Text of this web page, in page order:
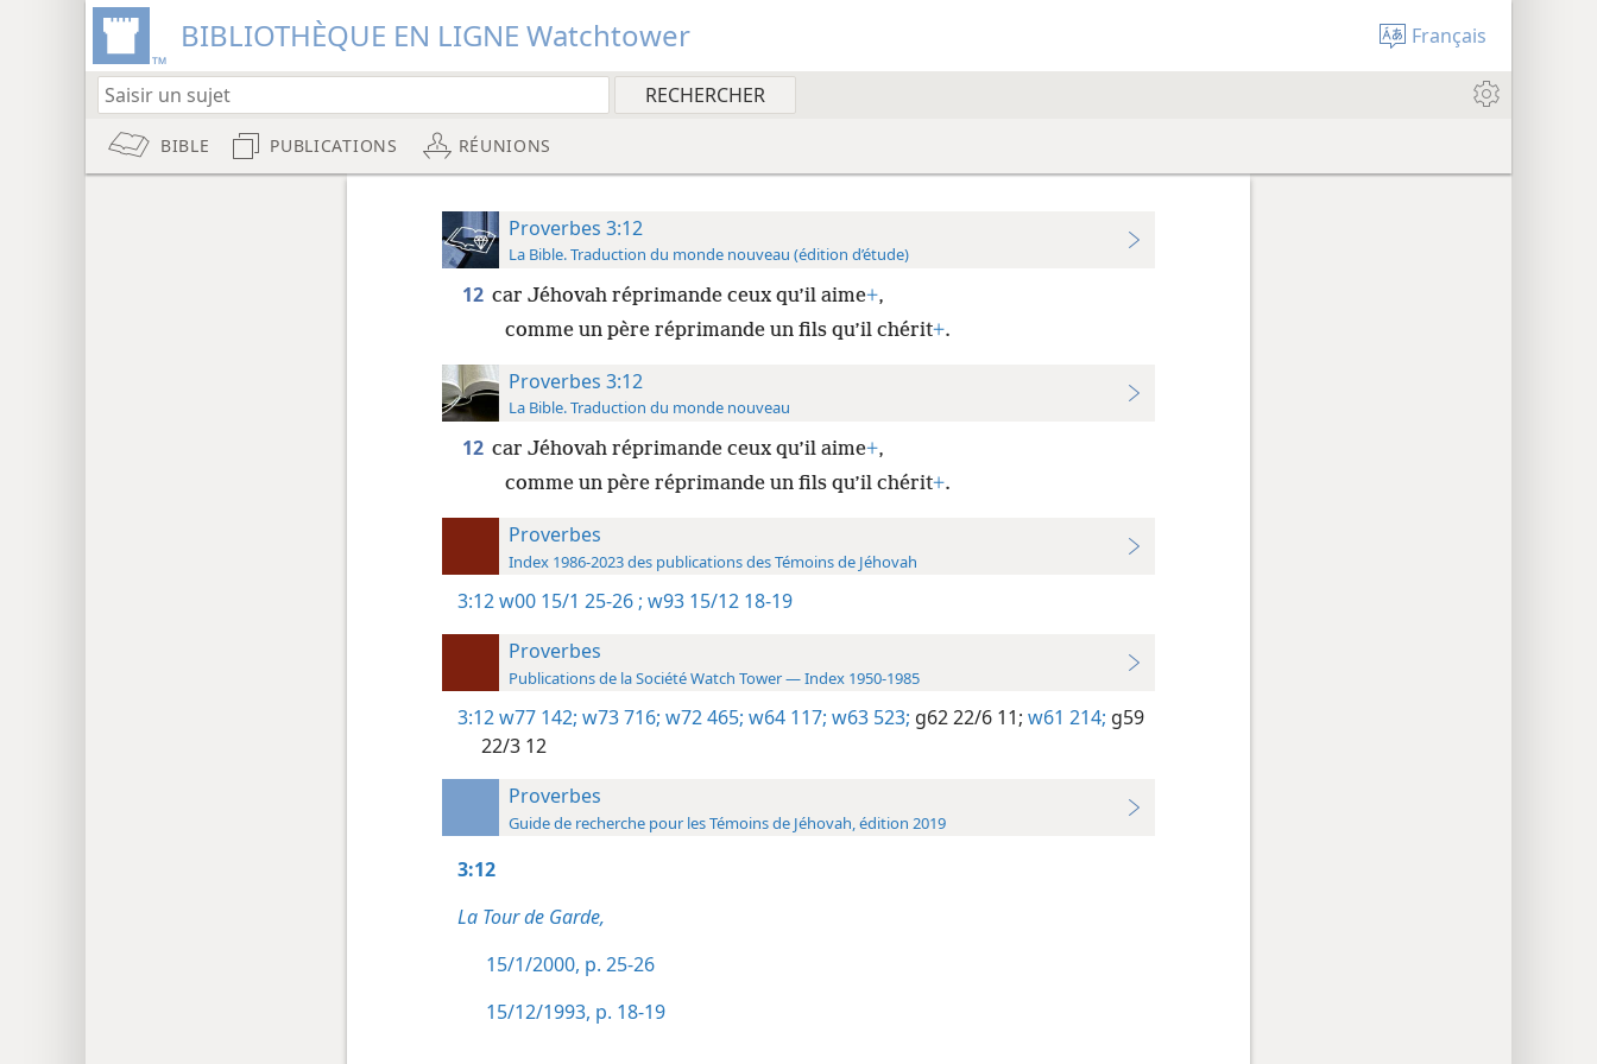
BIBLIOTHÈQUE EN LIGNE Watchtower Français
BIBLE PUBLICATIONS RÉUNIONS
Proverbes 3:12
La Bible. Traduction du monde nouveau (édition d’étude)
12 car Jéhovah réprimande ceux qu’il aime+,
comme un père réprimande un fils qu’il chérit+.
Proverbes 3:12
La Bible. Traduction du monde nouveau
12 car Jéhovah réprimande ceux qu’il aime+,
comme un père réprimande un fils qu’il chérit+.
Proverbes
Index 1986-2023 des publications des Témoins de Jéhovah
3:12w00 15/1 25-26 ; w93 15/12 18-19
Proverbes
Publications de la Société Watch Tower — Index 1950-1985
3:12w77 142; w73 716; w72 465; w64 117; w63 523; g62 22/6 11; w61 214; g59
22/3 12
Proverbes
Guide de recherche pour les Témoins de Jéhovah, édition 2019
3:12
La Tour de Garde,
15/1/2000, p. 25-26
15/12/1993, p. 18-19